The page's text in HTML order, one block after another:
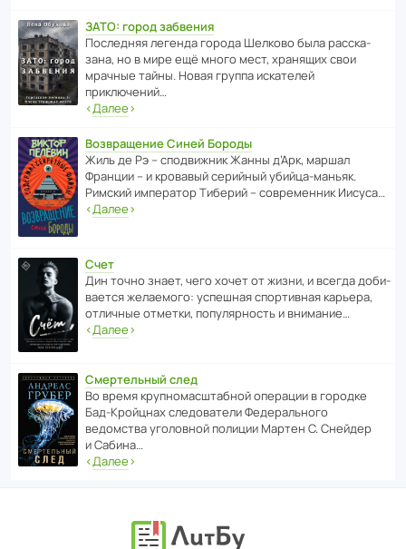
ЗАТО: город забвения
После­дняя легенда города Шелково была расска­
зана, но в мире ещё много мест, хранящих свои
мрачные тайны. Новая группа иска­телей
приключений…
‹Далее›
Возвращение Синей Бороды
Жиль де Рэ – спод­ви­жник Жанны д’Арк, маршал
Франции – и кровавый серийный убийца-маньяк.
Римский импе­ратор Тиберий – совре­менник Иисуса…
‹Далее›
Счет
Дин точно знает, чего хочет от жизни, и всегда доби­
ва­ется жела­е­мого: успе­шная спор­ти­вная карьера,
отли­чные отметки, попу­ля­р­ность и внимание…
‹Далее›
Смертельный след
Во время круп­но­мас­ш­та­бной операции в городке
Бад‑Крой­цнах следо­ва­тели Феде­раль­ного
ведомства уголо­вной полиции Мартен С. Снейдер
и Сабина…
‹Далее›